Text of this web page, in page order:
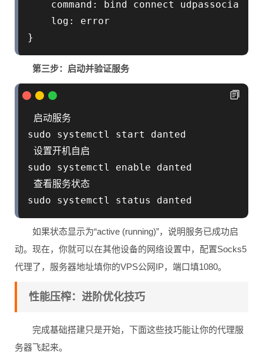
    command: bind connect udpassociate
    log: error
}
第三步：启动并验证服务
启动服务
sudo systemctl start danted
设置开机自启
sudo systemctl enable danted
查看服务状态
sudo systemctl status danted
如果状态显示为“active (running)”，说明服务已成功启
动。现在，你就可以在其他设备的网络设置中，配置Socks5
代理了，服务器地址填你的VPS公网IP，端口填1080。
性能压榨：进阶优化技巧
完成基础搭建只是开始，下面这些技巧能让你的代理服
务器飞起来。